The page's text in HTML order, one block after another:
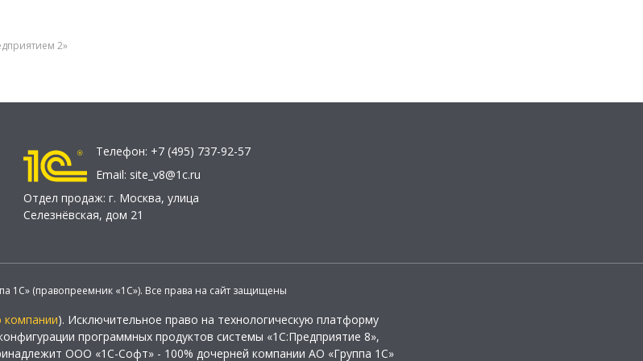
2»
Телефон: +7 (495) 737-92-57
Email: site_v8@1c.ru
Отдел продаж: г. Москва, улица
Селезнёвская, дом 21
1С» (правопреемник «1С»). Все права на сайт защищены
компании). Исключительное право на технологическую платформу
программных продуктов системы «1С:Предприятие 8»,
ООО «1С-Софт» - 100% дочерней компании АО «Группа 1С»